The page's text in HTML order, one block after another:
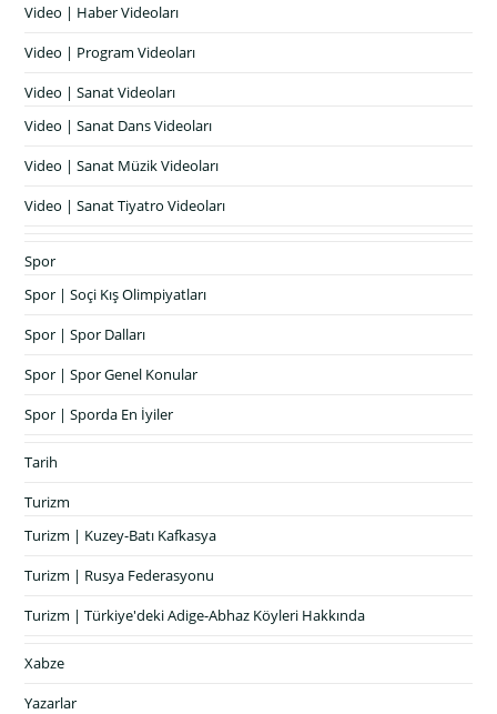
Video | Haber Videoları
Video | Program Videoları
Video | Sanat Videoları
Video | Sanat Dans Videoları
Video | Sanat Müzik Videoları
Video | Sanat Tiyatro Videoları
Spor
Spor | Soçi Kış Olimpiyatları
Spor | Spor Dalları
Spor | Spor Genel Konular
Spor | Sporda En İyiler
Tarih
Turizm
Turizm | Kuzey-Batı Kafkasya
Turizm | Rusya Federasyonu
Turizm | Türkiye'deki Adige-Abhaz Köyleri Hakkında
Xabze
Yazarlar